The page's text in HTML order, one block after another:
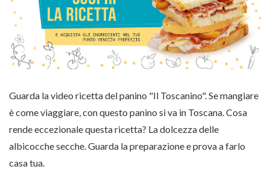
Guarda la video ricetta del panino "Il Toscanino". Se mangiare
è come viaggiare, con questo panino si va in Toscana. Cosa
rende eccezionale questa ricetta? La dolcezza delle
albicocche secche. Guarda la preparazione e prova a farlo
casa tua.